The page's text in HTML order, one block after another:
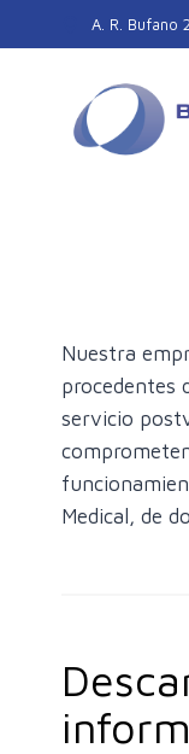
to
A. R. Bufano
Nuestra
procedentes
servicio
Medical, de